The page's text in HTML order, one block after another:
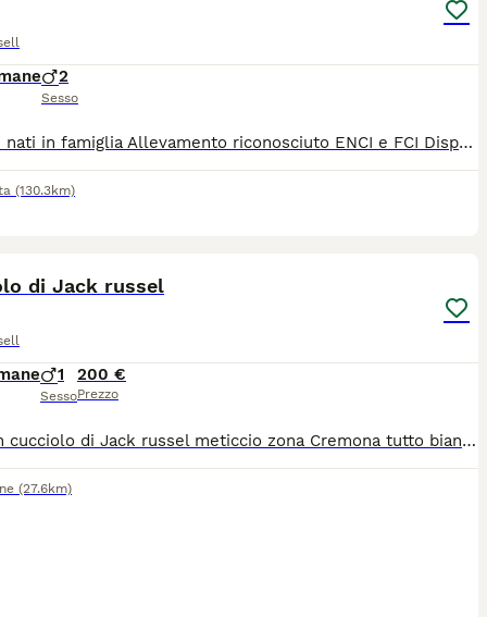
2
Sesso
Cuccioli nati in famiglia Allevamento riconosciuto ENCI e FCI Disponibilità di 2 maschi Vaccinati sverminati con pedigree
(130.3km)
di Jack russel
1
Sesso
200 €
Prezzo
Cedo un cucciolo di Jack russel meticcio zona Cremona tutto bianco con orecchie a pua , già sterminato microcippato e vaccinato
(27.6km)